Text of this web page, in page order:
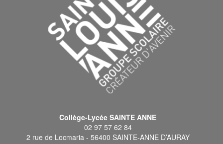
Collège-Lycée SAINTE ANNE
02 97 57 62 84
2 rue de Locmaria - 56400 SAINTE-ANNE D’AURAY